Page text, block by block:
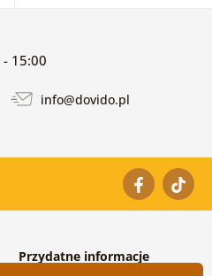
15:00
info@dovido.pl
Przydatne informacje